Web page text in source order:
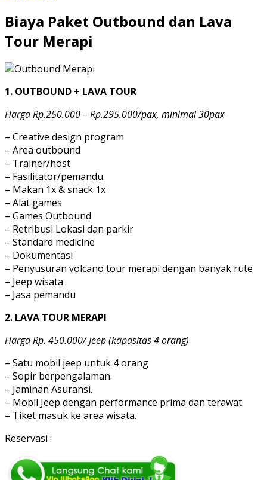
Biaya Paket Outbound dan Lava
Tour Merapi
1. OUTBOUND + LAVA TOUR
Harga Rp.250.000 – Rp.295.000/pax, minimal 30pax
– Creative design program
– Area outbound
– Trainer/host
– Fasilitator/pemandu
– Makan 1x & snack 1x
– Alat games
– Games Outbound
– Retribusi Lokasi dan parkir
– Standard medicine
– Dokumentasi
– Penyusuran volcano tour merapi dengan banyak rute
– Jeep wisata
– Jasa pemandu
2. LAVA TOUR MERAPI
Harga Rp. 450.000/ Jeep (kapasitas 4 orang)
– Satu mobil jeep untuk 4 orang
– Sopir berpengalaman.
– Jaminan Asuransi.
– Mobil Jeep dengan performance prima dan terawat.
– Tiket masuk ke area wisata.
Reservasi :